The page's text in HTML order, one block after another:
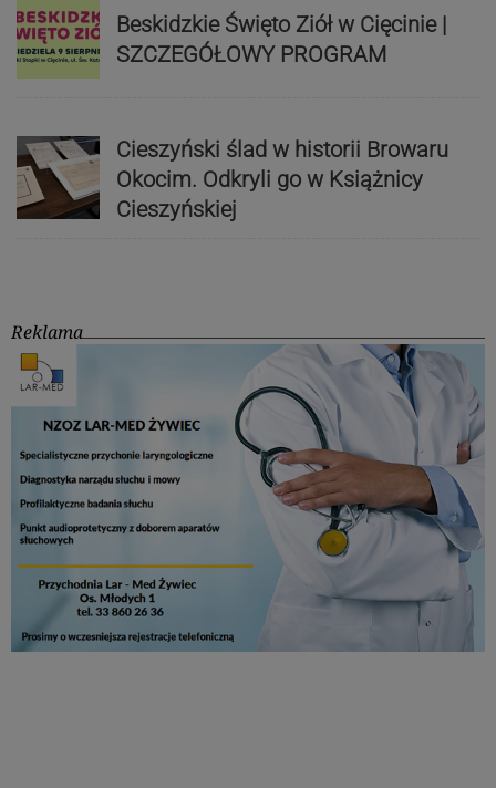
Beskidzkie Święto Ziół w Cięcinie |
SZCZEGÓŁOWY PROGRAM
Cieszyński ślad w historii Browaru
Okocim. Odkryli go w Książnicy
Cieszyńskiej
Reklama